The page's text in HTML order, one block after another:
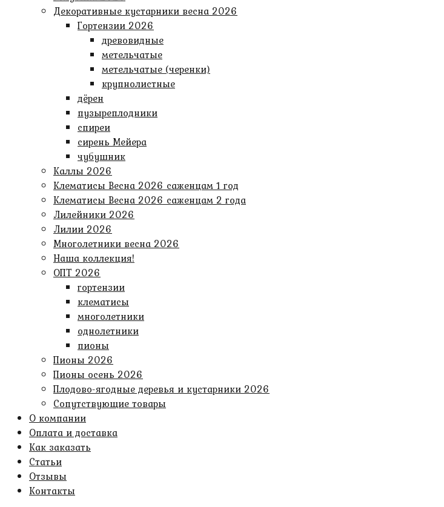
Декоративные кустарники весна 2026
Гортензии 2026
древовидные
метельчатые
метельчатые (черенки)
крупнолистные
дёрен
пузыреплодники
спиреи
сирень Мейера
чубушник
Каллы 2026
Клематисы Весна 2026 саженцам 1 год
Клематисы Весна 2026 саженцам 2 года
Лилейники 2026
Лилии 2026
Многолетники весна 2026
Наша коллекция!
ОПТ 2026
гортензии
клематисы
многолетники
однолетники
пионы
Пионы 2026
Пионы осень 2026
Плодово-ягодные деревья и кустарники 2026
Сопутствующие товары
О компании
Оплата и доставка
Как заказать
Статьи
Отзывы
Контакты